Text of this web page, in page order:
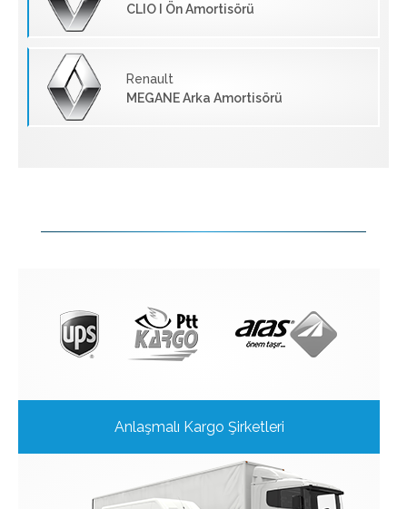
CLIO I Ön Amortisörü
Renault
MEGANE Arka Amortisörü
Anlaşmalı Kargo Şirketleri